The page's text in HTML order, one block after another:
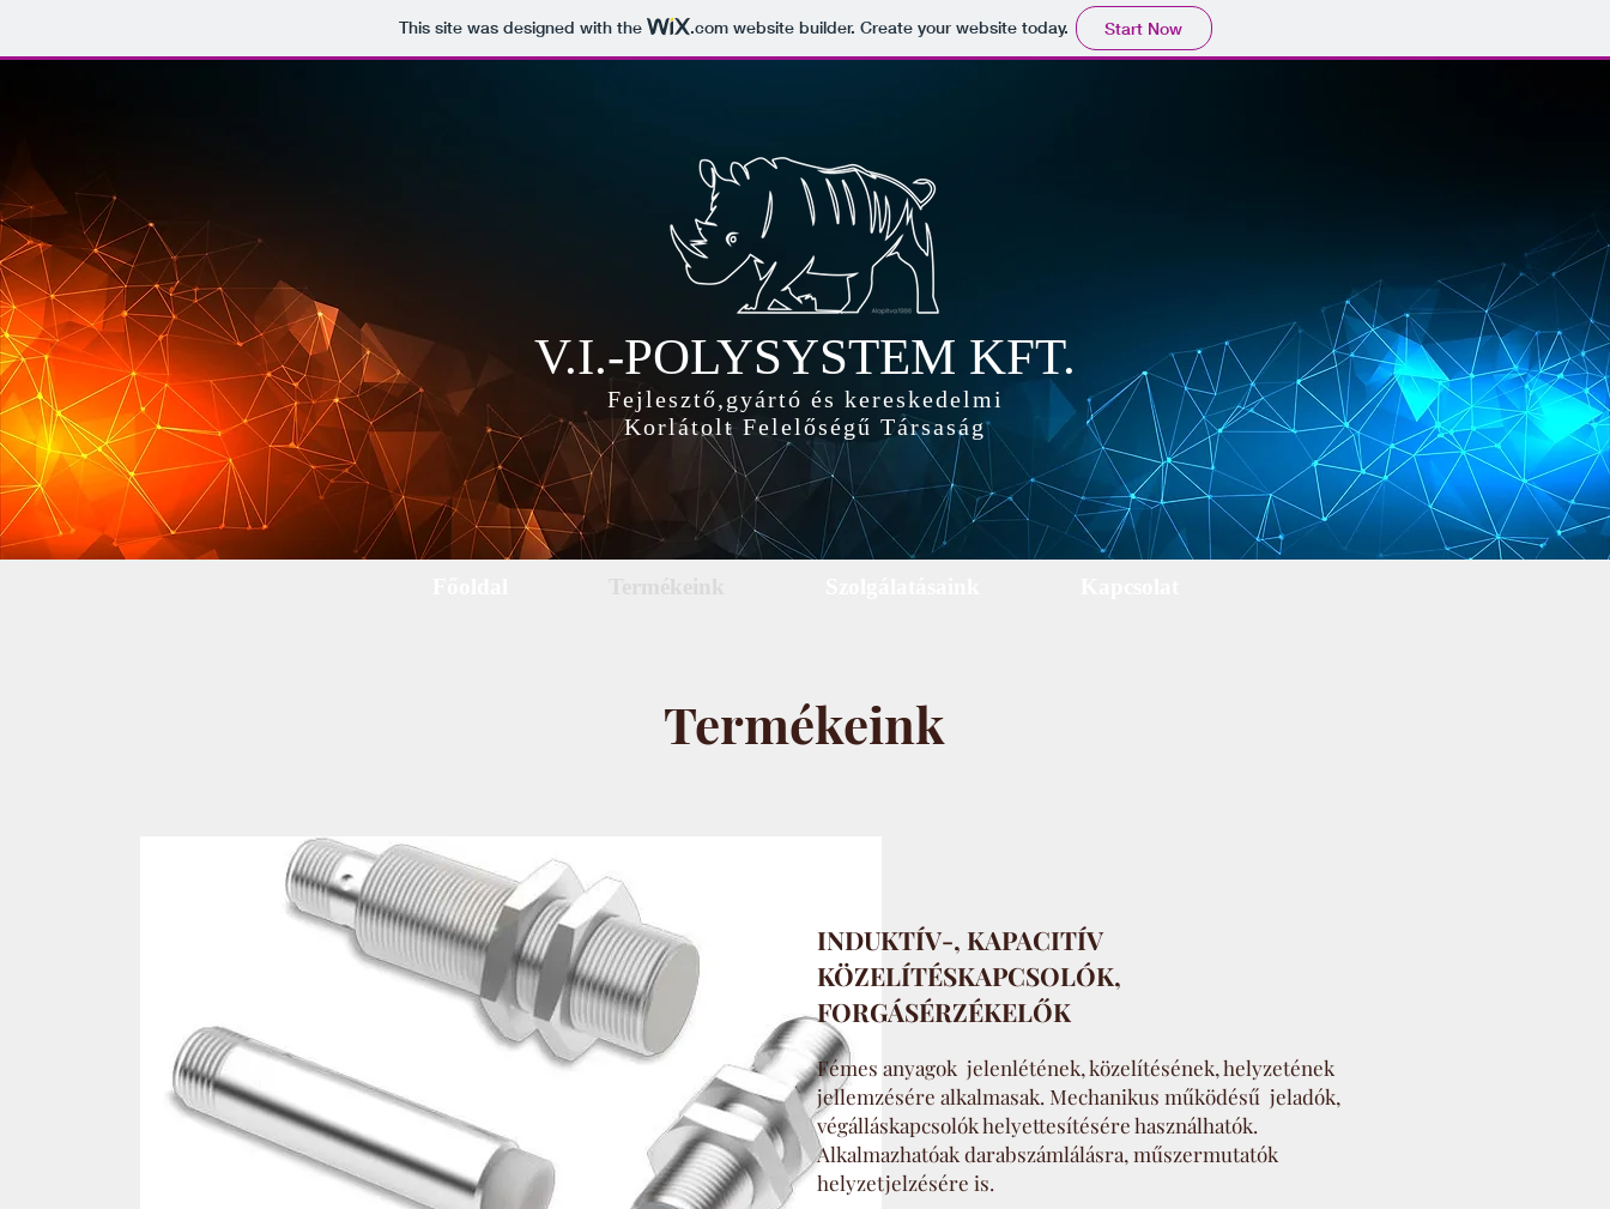
This site was designed with the .comwebsite builder. Create your website today. Start Now
V.I.-POLYSYSTEM KFT.
Fejlesztő,gyártó és kereskedelmi
Korlátolt Felelőségű Társaság
Termékeink
Fémes anyagok jelenlétének, közelítésének, helyzetének
jellemzésére alkalmasak. Mechanikus működésű jeladók,
végálláskapcsolók helyettesítésére használhatók.
Alkalmazhatóak darabszámlálásra, műszermutatók
helyzetjelzésére is.
INDUKTÍV-, KAPACITÍV
KÖZELÍTÉSKAPCSOLÓK,
FORGÁSÉRZÉKELŐK